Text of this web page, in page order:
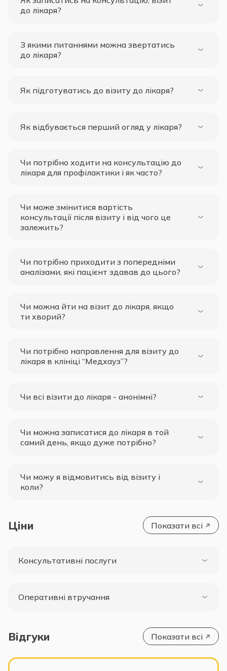
до лікаря?
З якими питаннями можна звертатись
до лікаря?
Як підготуватись до візиту до лікаря?
Як відбувається перший огляд у лікаря?
Чи потрібно ходити на консультацію до
лікаря для профілактики і як часто?
Чи може змінитися вартість
консультації після візиту і від чого це
залежить?
Чи потрібно приходити з попередніми
аналізами, які пацієнт здавав до цього?
Чи можна йти на візит до лікаря, якщо
ти хворий?
Чи потрібно направлення для візиту до
лікаря в клініці “Медхауз”?
Чи всі візити до лікаря - анонімні?
Чи можна записатися до лікаря в той
самий день, якщо дуже потрібно?
Чи можу я відмовитись від візиту і
коли?
Ціни Показати всі
Консультативні послуги
Оперативні втручання
Відгуки Показати всі